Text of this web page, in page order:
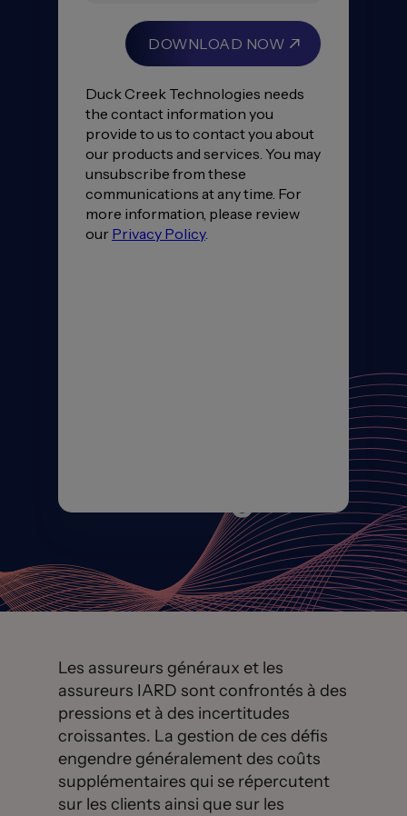
De
meilleurs
résultats
financiers
Technologies
Les assureurs généraux et les
assureurs IARD sont confrontés à des
pressions et à des incertitudes
croissantes. La gestion de ces défis
engendre généralement des coûts
supplémentaires qui se répercutent
sur les clients ainsi que sur les